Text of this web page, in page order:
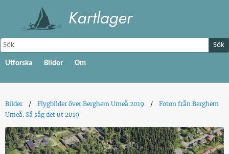
Sök
Utforska Bilder Om
Bilder Flygbilder över Berghem Umeå 2019
Foton från Berghem
Umeå. Så såg det ut 2019